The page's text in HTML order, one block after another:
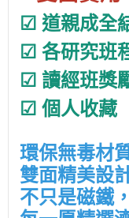
☑ 道親成全
☑ 各研究班
☑ 讀經班獎
☑ 個人收藏
環保無毒材
雙面精美設
不只是磁鐵